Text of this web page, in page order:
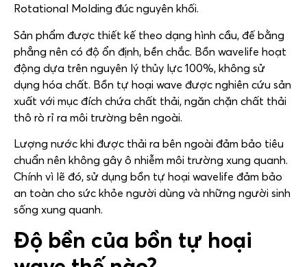
Rotational Molding đúc nguyên khối.
Sản phẩm được thiết kế theo dạng hình cầu, đế bằng
phẳng nên có độ ổn định, bền chắc. Bồn wavelife hoạt
động dựa trên nguyên lý thủy lực 100%, không sử
dụng hóa chất. Bồn tự hoại wave được nghiên cứu sản
xuất với mục đích chứa chất thải, ngăn chặn chất thải
thô rò rỉ ra môi trường bên ngoài.
Lượng nước khi được thải ra bên ngoài đảm bảo tiêu
chuẩn nên không gây ô nhiễm môi trường xung quanh.
Chính vì lẽ đó, sử dụng bồn tự hoại wavelife đảm bảo
an toàn cho sức khỏe người dùng và những người sinh
sống xung quanh.
Độ bền của bồn tự hoại